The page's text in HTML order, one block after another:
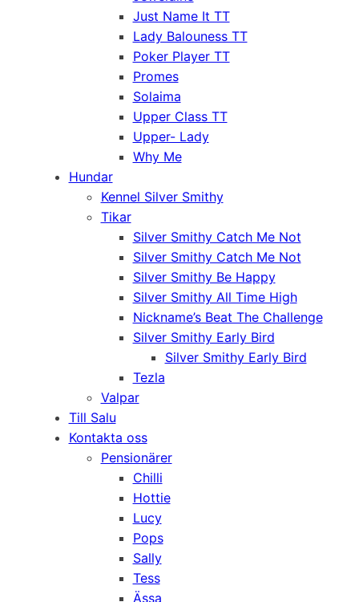
Just Name It TT
Lady Balouness TT
Poker Player TT
Promes
Solaima
Upper Class TT
Upper- Lady
Why Me
Hundar
Kennel Silver Smithy
Tikar
Silver Smithy Catch Me Not
Silver Smithy Catch Me Not
Silver Smithy Be Happy
Silver Smithy All Time High
Nickname’s Beat The Challenge
Silver Smithy Early Bird
Silver Smithy Early Bird
Tezla
Valpar
Till Salu
Kontakta oss
Pensionärer
Chilli
Hottie
Lucy
Pops
Sally
Tess
Ässa